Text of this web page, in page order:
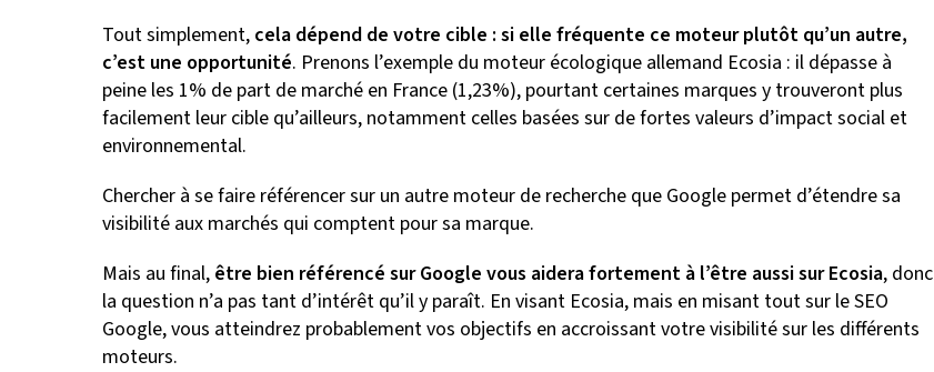
Tout simplement, cela dépend de votre cible : si elle fréquente ce moteur plutôt qu’un autre,
c’est une opportunité. Prenons l’exemple du moteur écologique allemand Ecosia : il dépasse à
peine les 1% de part de marché en France (1,23%), pourtant certaines marques y trouveront plus
facilement leur cible qu’ailleurs, notamment celles basées sur de fortes valeurs d’impact social et
environnemental.
Chercher à se faire référencer sur un autre moteur de recherche que Google permet d’étendre sa
visibilité aux marchés qui comptent pour sa marque.
Mais au final, être bien référencé sur Google vous aidera fortement à l’être aussi sur Ecosia, donc
la question n’a pas tant d’intérêt qu’il y paraît. En visant Ecosia, mais en misant tout sur le SEO
Google, vous atteindrez probablement vos objectifs en accroissant votre visibilité sur les différents
moteurs.